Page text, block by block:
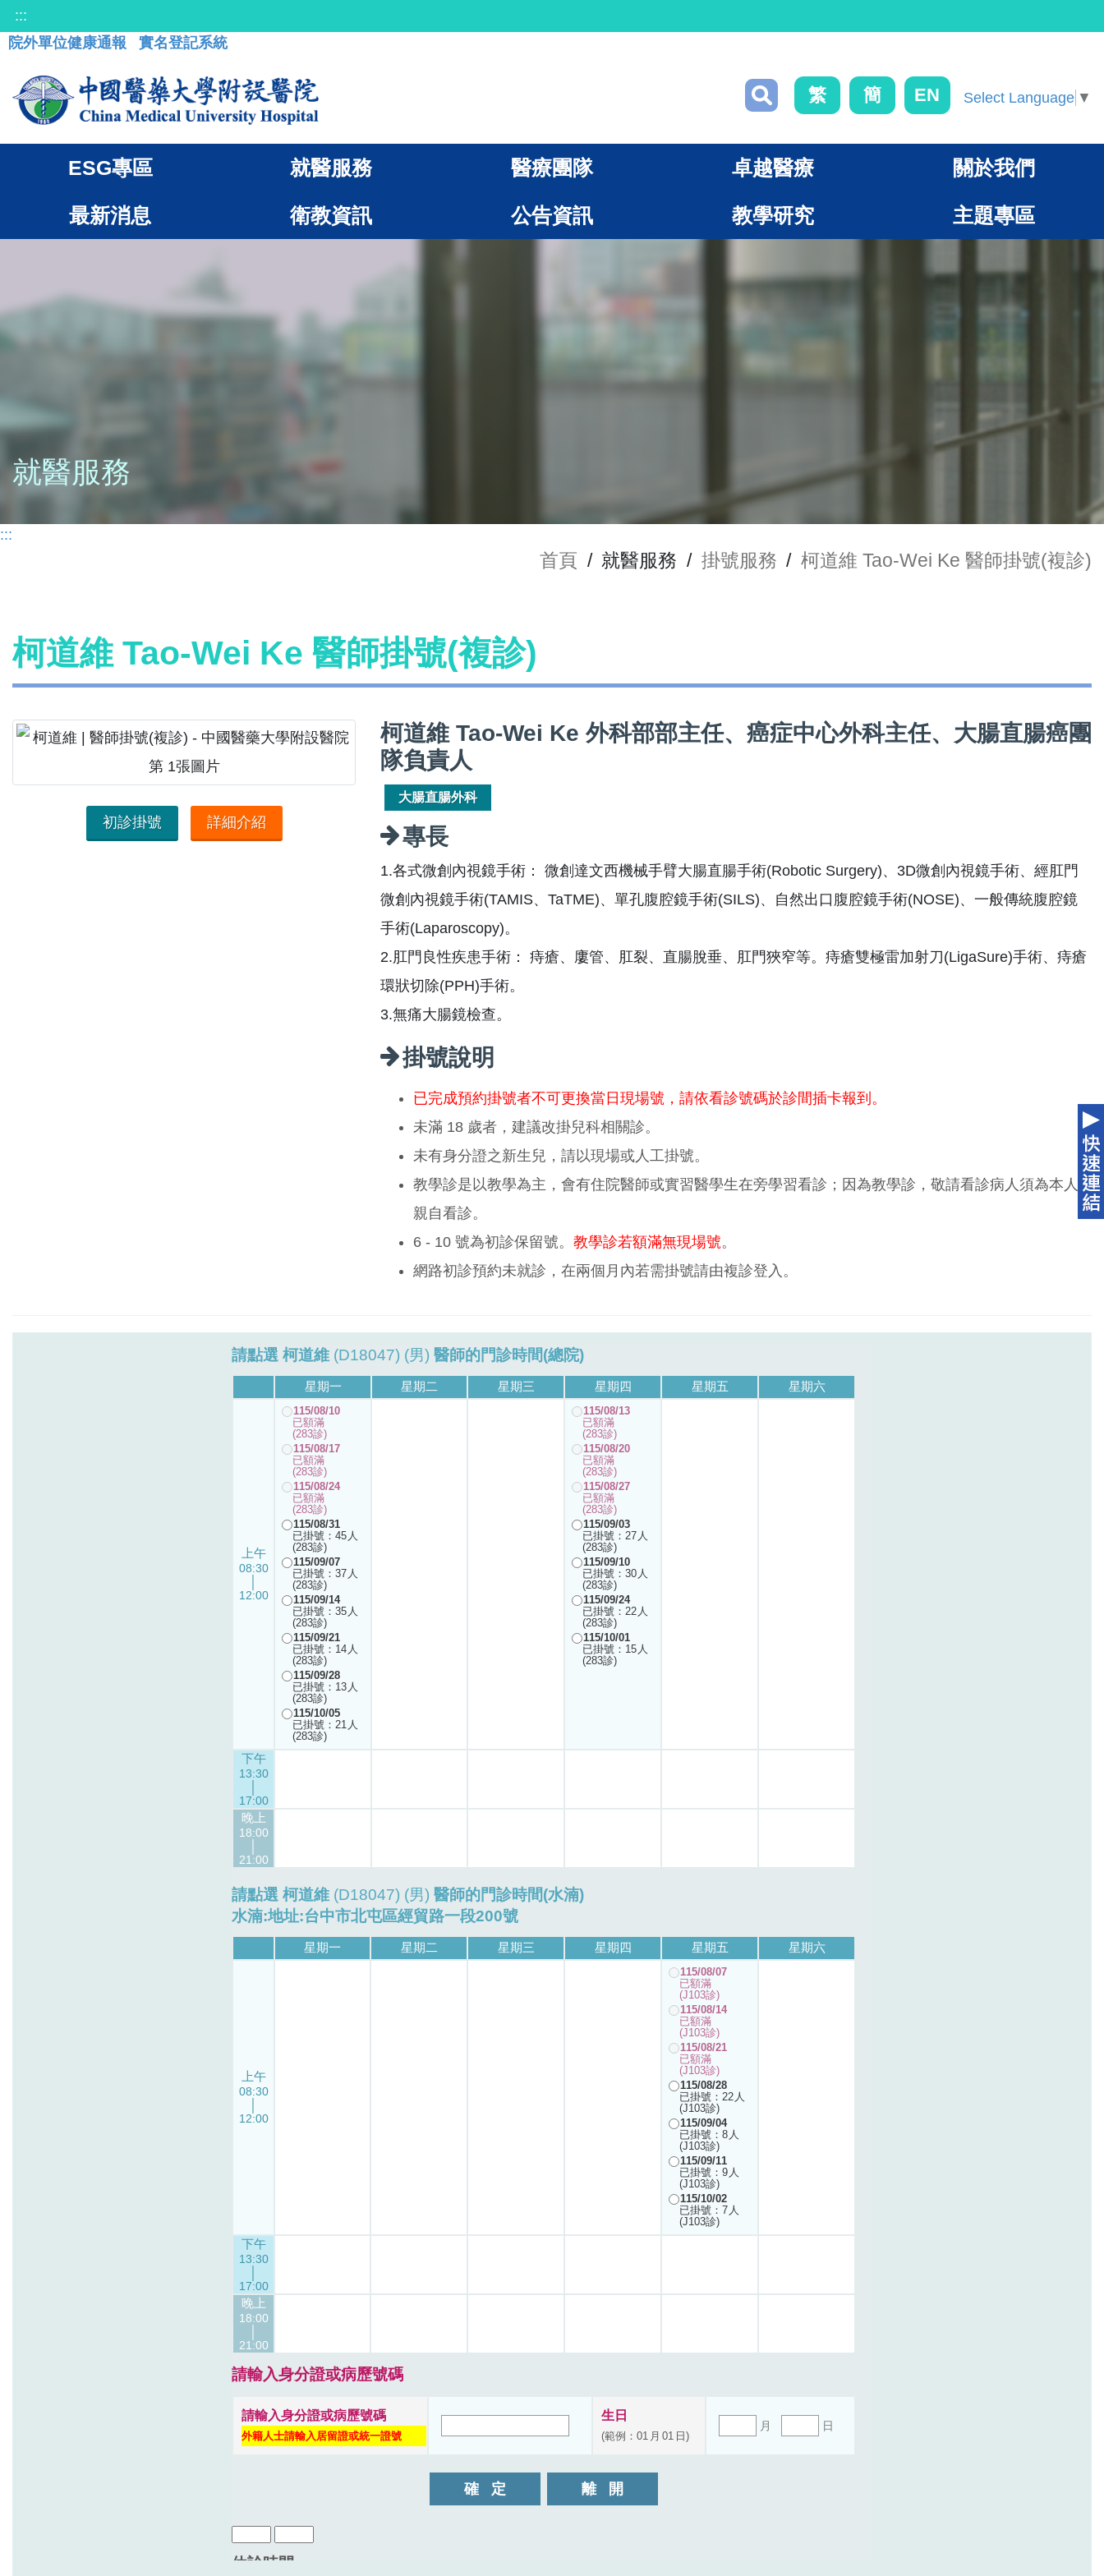
:::
院外單位健康通報
實名登記系統
繁 簡 EN Select Language ▼
ESG專區 就醫服務 醫療團隊 卓越醫療 關於我們
最新消息 衛教資訊 公告資訊 教學研究 主題專區
就醫服務
:::
首頁 / 就醫服務 / 掛號服務 / 柯道維 Tao-Wei Ke 醫師掛號(複診)
柯道維 Tao-Wei Ke 醫師掛號(複診)
初診掛號 詳細介紹
柯道維 Tao-Wei Ke 外科部部主任、癌症中心外科主任、大腸直腸癌團
隊負責人
大腸直腸外科
專長
1.各式微創內視鏡手術： 微創達文西機械手臂大腸直腸手術(Robotic Surgery)、3D微創內視鏡手術、經肛門
微創內視鏡手術(TAMIS、TaTME)、單孔腹腔鏡手術(SILS)、自然出口腹腔鏡手術(NOSE)、一般傳統腹腔鏡
手術(Laparoscopy)。
2.肛門良性疾患手術： 痔瘡、廔管、肛裂、直腸脫垂、肛門狹窄等。痔瘡雙極雷加射刀(LigaSure)手術、痔瘡
環狀切除(PPH)手術。
3.無痛大腸鏡檢查。
掛號說明
已完成預約掛號者不可更換當日現場號，請依看診號碼於診間插卡報到。
未滿 18 歲者，建議改掛兒科相關診。
未有身分證之新生兒，請以現場或人工掛號。
教學診是以教學為主，會有住院醫師或實習醫學生在旁學習看診；因為教學診，敬請看診病人須為本人
親自看診。
6 - 10 號為初診保留號。 教學診若額滿無現場號。
網路初診預約未就診，在兩個月內若需掛號請由複診登入。